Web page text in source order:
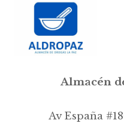
Almacén
Av España